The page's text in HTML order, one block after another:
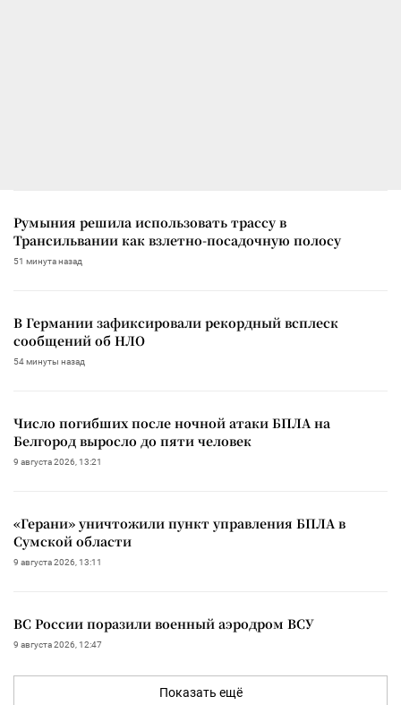
Румыния решила использовать трассу в
Трансильвании как взлетно-посадочную полосу
51 минута назад
В Германии зафиксировали рекордный всплеск
сообщений об НЛО
54 минуты назад
Число погибших после ночной атаки БПЛА на
Белгород выросло до пяти человек
9 августа 2026, 13:21
«Герани» уничтожили пункт управления БПЛА в
Сумской области
9 августа 2026, 13:11
ВС России поразили военный аэродром ВСУ
9 августа 2026, 12:47
Показать ещё